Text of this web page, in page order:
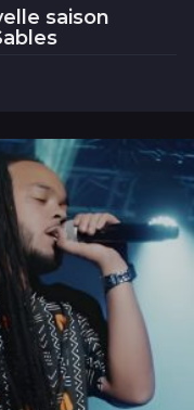
saison